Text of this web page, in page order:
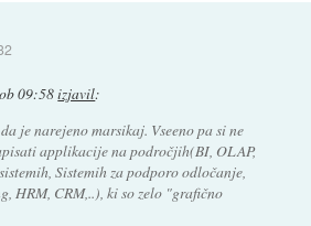
09:58izjavil:
je narejeno marsikaj. Vseeno pa si ne
applikacije na področjih(BI, OLAP,
Sistemih za podporo odločanje,
HRM, CRM,..), ki so zelo "grafično